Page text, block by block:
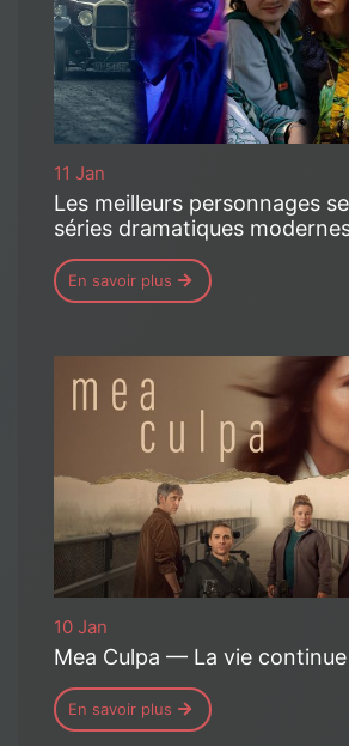
11 Jan
Les meilleurs personnages
séries dramatiques
En savoir plus
10 Jan
Mea Culpa — La vie
En savoir plus